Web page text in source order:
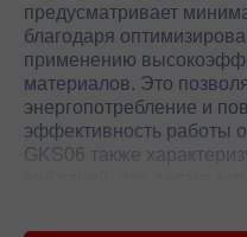
предусматривает
благодаря
применению
материалов. Это
энергопотребление и
эффективность работы
GKS06 также